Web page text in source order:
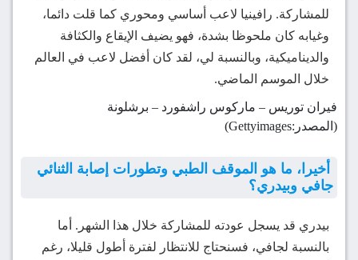
للمشاركة. رافينيا لاعب أساسي ومحوري كما قلت دائما،
وغيابه كان ملحوظا بشدة، فهو يضيف الإيقاع والكثافة
والديناميكية، وبالنسبة لي، لقد كان أفضل لاعب في العالم
خلال الموسم الماضي.
فيران توريس – ماركوس راشفورد – برشلونة
(المصدر:Gettyimages)
أخيرا، ما هو الموقف الطبي وتطورات إصابة الثنائي
جافي وبيدري؟
بيدري قد يسجل عودته للمشاركة خلال هذا الشهر. أما
بالنسبة لجافي، فسنحتاج للانتظار لفترة أطول قليلا، رغم